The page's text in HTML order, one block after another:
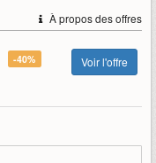
annonce
2 legend seigneurs
À propos des offres
-40% Voir l'offre